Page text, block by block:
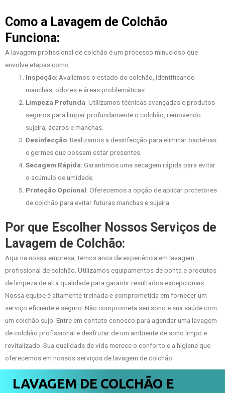
Como a Lavagem de Colchão
Funciona:
A lavagem profissional de colchão é um processo minucioso que
envolve etapas como:
Inspeção: Avaliamos o estado do colchão, identificando
manchas, odores e áreas problemáticas.
Limpeza Profunda: Utilizamos técnicas avançadas e produtos
seguros para limpar profundamente o colchão, removendo
sujeira, ácaros e manchas.
Desinfecção: Realizamos a desinfecção para eliminar bactérias
e germes que possam estar presentes.
Secagem Rápida: Garantimos uma secagem rápida para evitar
o acúmulo de umidade.
Proteção Opcional: Oferecemos a opção de aplicar protetores
de colchão para evitar futuras manchas e sujeira.
Por que Escolher Nossos Serviços de
Lavagem de Colchão:
Aqui na nossa empresa, temos anos de experiência em lavagem
profissional de colchão. Utilizamos equipamentos de ponta e produtos
de limpeza de alta qualidade para garantir resultados excepcionais.
Nossa equipe é altamente treinada e comprometida em fornecer um
serviço eficiente e seguro. Não comprometa seu sono e sua saúde com
um colchão sujo. Entre em contato conosco para agendar uma lavagem
de colchão profissional e desfrutar de um ambiente de sono limpo e
revitalizado. Sua qualidade de vida merece o conforto e a higiene que
oferecemos em nossos serviços de lavagem de colchão.
LAVAGEM DE COLCHÃO E